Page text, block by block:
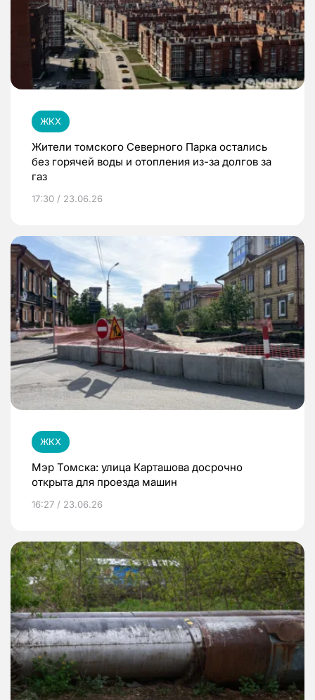
ЖКХ
Жители томского Северного Парка остались
без горячей воды и отопления из-за долгов за
газ
17:30 / 23.06.26
ЖКХ
Мэр Томска: улица Карташова досрочно
открыта для проезда машин
16:27 / 23.06.26